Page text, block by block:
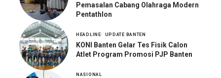
Pemasalan Cabang Olahraga Modern
Pentathlon
HEADLINE UPDATE BANTEN
KONI Banten Gelar Tes Fisik Calon
Atlet Program Promosi PJP Banten
NASIONAL